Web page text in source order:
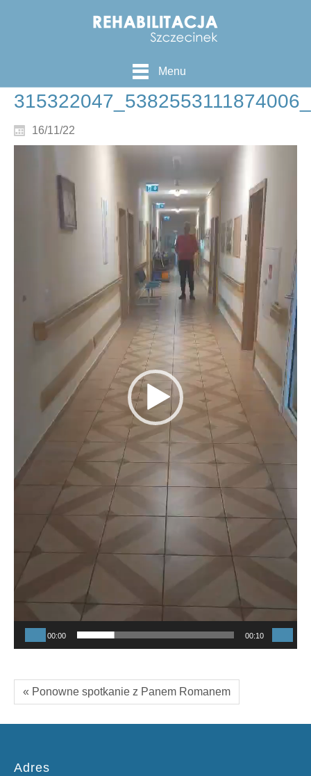
Menu
16/11/22
00:00 00:10
« Ponowne spotkanie z Panem Romanem
Adres